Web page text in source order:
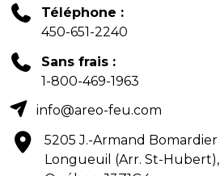
Téléphone :
450-651-2240
Sans frais :
1-800-469-1963
info@areo-feu.com
5205 J.-Armand Bomardier
Longueuil (Arr. St-Hubert),